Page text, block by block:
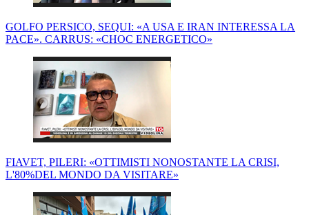
GOLFO PERSICO, SEQUI: «A USA E IRAN INTERESSA LA
PACE». CARRUS: «CHOC ENERGETICO»
FIAVET, PILERI: «OTTIMISTI NONOSTANTE LA CRISI,
L'80%DEL MONDO DA VISITARE»